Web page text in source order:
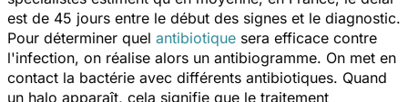
est de 45 jours entre le début des signes et le diagnostic.
Pour déterminer quel antibiotique sera efficace contre
l'infection, on réalise alors un antibiogramme. On met en
contact la bactérie avec différents antibiotiques. Quand
un halo apparaît, cela signifie que le traitement